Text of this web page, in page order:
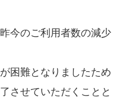
今のご利用者数の減少
困難となりましたため
させていただくことと